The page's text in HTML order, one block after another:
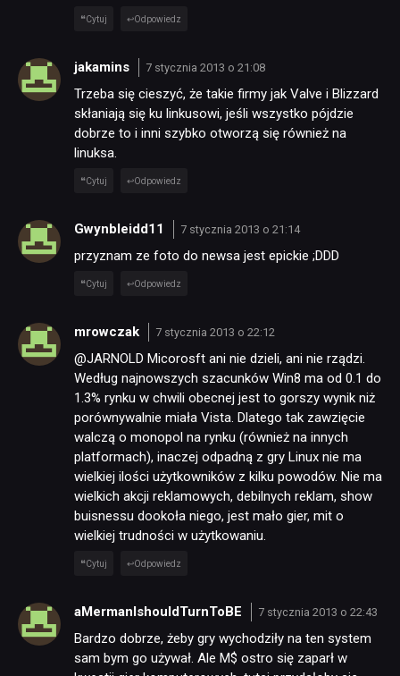
Cytuj Odpowiedz
jakamins 7 stycznia 2013 o 21:08
Trzeba się cieszyć, że takie firmy jak Valve i Blizzard
skłaniają się ku linkusowi, jeśli wszystko pójdzie
dobrze to i inni szybko otworzą się również na
linuksa.
Cytuj Odpowiedz
Gwynbleidd11 7 stycznia 2013 o 21:14
przyznam ze foto do newsa jest epickie ;DDD
Cytuj Odpowiedz
mrowczak 7 stycznia 2013 o 22:12
@JARNOLD Micorosft ani nie dzieli, ani nie rządzi.
Według najnowszych szacunków Win8 ma od 0.1 do
1.3% rynku w chwili obecnej jest to gorszy wynik niż
porównywalnie miała Vista. Dlatego tak zawzięcie
walczą o monopol na rynku (również na innych
platformach), inaczej odpadną z gry Linux nie ma
wielkiej ilości użytkowników z kilku powodów. Nie ma
wielkich akcji reklamowych, debilnych reklam, show
buisnessu dookoła niego, jest mało gier, mit o
wielkiej trudności w użytkowaniu.
Cytuj Odpowiedz
aMermanIshouldTurnToBE 7 stycznia 2013 o 22:43
Bardzo dobrze, żeby gry wychodziły na ten system
sam bym go używał. Ale M$ ostro się zaparł w